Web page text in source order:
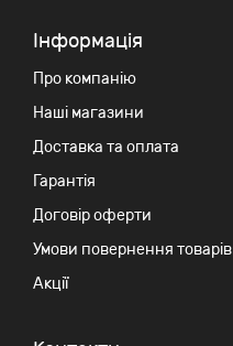
Iнформація
Про компанію
Наші магазини
Доставка та оплата
Гарантія
Договір оферти
Умови повернення товарів
Акції